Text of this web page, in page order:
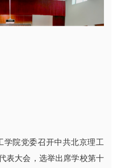
学院党委召开中共北京理工
表大会，选举出席学校第十